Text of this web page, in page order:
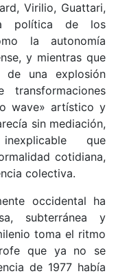
Virilio, Guattari,
política de los
la autonomía
y mientras que
de una explosión
wave» artístico y
sin mediación,
que
cotidiana,
colectiva.
occidental ha
subterránea y
toma el ritmo
que ya no se
de 1977 había